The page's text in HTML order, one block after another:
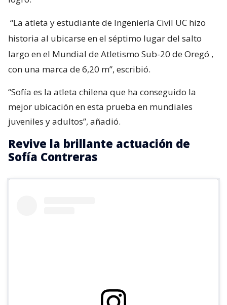
“La atleta y estudiante de Ingeniería Civil UC hizo
historia al ubicarse en el séptimo lugar del salto
largo en el Mundial de Atletismo Sub-20 de Oregó ,
con una marca de 6,20 m”, escribió.
“Sofía es la atleta chilena que ha conseguido la
mejor ubicación en esta prueba en mundiales
juveniles y adultos”, añadió.
Revive la brillante actuación de
Sofía Contreras